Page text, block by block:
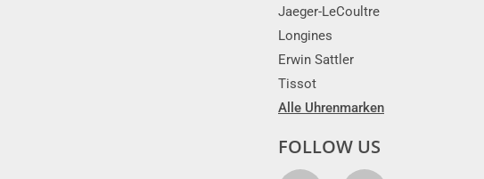
Jaeger-LeCoultre
Longines
Erwin Sattler
Tissot
Alle Uhrenmarken
FOLLOW US